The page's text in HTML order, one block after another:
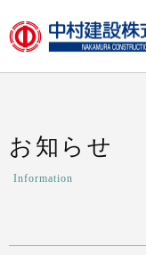
お知らせ
Information